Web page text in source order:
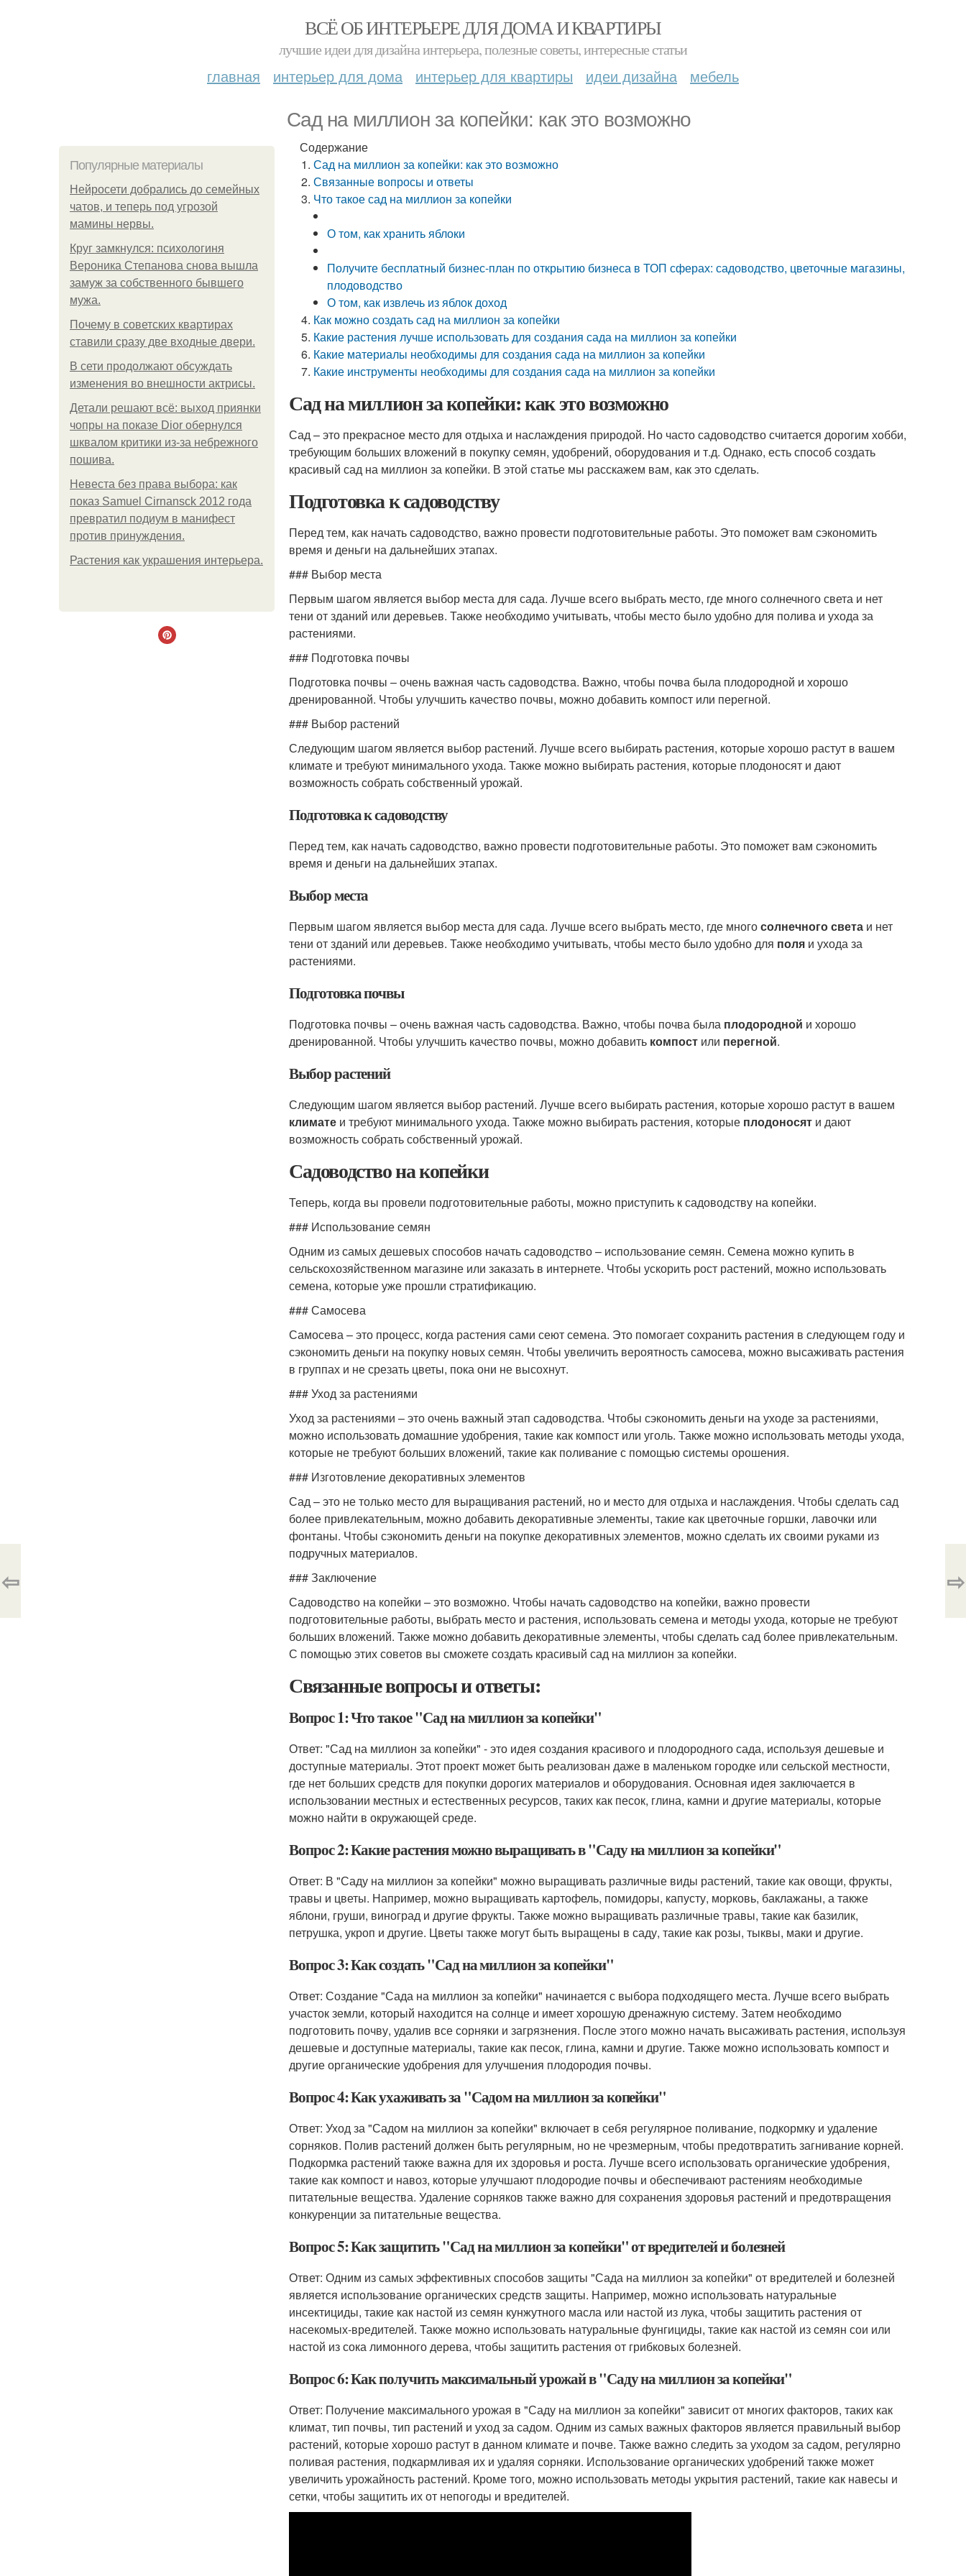
ВСЁ ОБ ИНТЕРЬЕРЕ ДЛЯ ДОМА И КВАРТИРЫ
лучшие идеи для дизайна интерьера, полезные советы, интересные статьи
главная интерьер для дома интерьер для квартиры идеи дизайна мебель
Сад на миллион за копейки: как это возможно
Популярные материалы
Нейросети добрались до семейных
чатов, и теперь под угрозой
мамины нервы.
Круг замкнулся: психологиня
Вероника Степанова снова вышла
замуж за собственного бывшего
мужа.
Почему в советских квартирах
ставили сразу две входные двери.
В сети продолжают обсуждать
изменения во внешности актрисы.
Детали решают всё: выход приянки
чопры на показе Dior обернулся
шквалом критики из-за небрежного
пошива.
Невеста без права выбора: как
показ Samuel Cirnansck 2012 года
превратил подиум в манифест
против принуждения.
Растения как украшения интерьера.
Содержание
Сад на миллион за копейки: как это возможно
Связанные вопросы и ответы
Что такое сад на миллион за копейки
О том, как хранить яблоки
Получите бесплатный бизнес-план по открытию бизнеса в ТОП сферах: садоводство, цветочные магазины,
плодоводство
О том, как извлечь из яблок доход
Как можно создать сад на миллион за копейки
Какие растения лучше использовать для создания сада на миллион за копейки
Какие материалы необходимы для создания сада на миллион за копейки
Какие инструменты необходимы для создания сада на миллион за копейки
Сад на миллион за копейки: как это возможно
Сад – это прекрасное место для отдыха и наслаждения природой. Но часто садоводство считается дорогим хобби,
требующим больших вложений в покупку семян, удобрений, оборудования и т.д. Однако, есть способ создать
красивый сад на миллион за копейки. В этой статье мы расскажем вам, как это сделать.
Подготовка к садоводству
Перед тем, как начать садоводство, важно провести подготовительные работы. Это поможет вам сэкономить
время и деньги на дальнейших этапах.
### Выбор места
Первым шагом является выбор места для сада. Лучше всего выбрать место, где много солнечного света и нет
тени от зданий или деревьев. Также необходимо учитывать, чтобы место было удобно для полива и ухода за
растениями.
### Подготовка почвы
Подготовка почвы – очень важная часть садоводства. Важно, чтобы почва была плодородной и хорошо
дренированной. Чтобы улучшить качество почвы, можно добавить компост или перегной.
### Выбор растений
Следующим шагом является выбор растений. Лучше всего выбирать растения, которые хорошо растут в вашем
климате и требуют минимального ухода. Также можно выбирать растения, которые плодоносят и дают
возможность собрать собственный урожай.
Подготовка к садоводству
Перед тем, как начать садоводство, важно провести подготовительные работы. Это поможет вам сэкономить
время и деньги на дальнейших этапах.
Выбор места
Первым шагом является выбор места для сада. Лучше всего выбрать место, где многосолнечного света и нет
тени от зданий или деревьев. Также необходимо учитывать, чтобы место было удобно для поля и ухода за
растениями.
Подготовка почвы
Подготовка почвы – очень важная часть садоводства. Важно, чтобы почва была плодородной и хорошо
дренированной. Чтобы улучшить качество почвы, можно добавить компост или перегной.
Выбор растений
Следующим шагом является выбор растений. Лучше всего выбирать растения, которые хорошо растут в вашем
климате и требуют минимального ухода. Также можно выбирать растения, которые плодоносят и дают
возможность собрать собственный урожай.
Садоводство на копейки
Теперь, когда вы провели подготовительные работы, можно приступить к садоводству на копейки.
### Использование семян
Одним из самых дешевых способов начать садоводство – использование семян. Семена можно купить в
сельскохозяйственном магазине или заказать в интернете. Чтобы ускорить рост растений, можно использовать
семена, которые уже прошли стратификацию.
### Самосева
Самосева – это процесс, когда растения сами сеют семена. Это помогает сохранить растения в следующем году и
сэкономить деньги на покупку новых семян. Чтобы увеличить вероятность самосева, можно высаживать растения
в группах и не срезать цветы, пока они не высохнут.
### Уход за растениями
Уход за растениями – это очень важный этап садоводства. Чтобы сэкономить деньги на уходе за растениями,
можно использовать домашние удобрения, такие как компост или уголь. Также можно использовать методы ухода,
которые не требуют больших вложений, такие как поливание с помощью системы орошения.
### Изготовление декоративных элементов
Сад – это не только место для выращивания растений, но и место для отдыха и наслаждения. Чтобы сделать сад
более привлекательным, можно добавить декоративные элементы, такие как цветочные горшки, лавочки или
фонтаны. Чтобы сэкономить деньги на покупке декоративных элементов, можно сделать их своими руками из
подручных материалов.
### Заключение
Садоводство на копейки – это возможно. Чтобы начать садоводство на копейки, важно провести
подготовительные работы, выбрать место и растения, использовать семена и методы ухода, которые не требуют
больших вложений. Также можно добавить декоративные элементы, чтобы сделать сад более привлекательным.
С помощью этих советов вы сможете создать красивый сад на миллион за копейки.
Связанные вопросы и ответы:
Вопрос 1: Что такое "Сад на миллион за копейки"
Ответ: "Сад на миллион за копейки" - это идея создания красивого и плодородного сада, используя дешевые и
доступные материалы. Этот проект может быть реализован даже в маленьком городке или сельской местности,
где нет больших средств для покупки дорогих материалов и оборудования. Основная идея заключается в
использовании местных и естественных ресурсов, таких как песок, глина, камни и другие материалы, которые
можно найти в окружающей среде.
Вопрос 2: Какие растения можно выращивать в "Саду на миллион за копейки"
Ответ: В "Саду на миллион за копейки" можно выращивать различные виды растений, такие как овощи, фрукты,
травы и цветы. Например, можно выращивать картофель, помидоры, капусту, морковь, баклажаны, а также
яблони, груши, виноград и другие фрукты. Также можно выращивать различные травы, такие как базилик,
петрушка, укроп и другие. Цветы также могут быть выращены в саду, такие как розы, тыквы, маки и другие.
Вопрос 3: Как создать "Сад на миллион за копейки"
Ответ: Создание "Сада на миллион за копейки" начинается с выбора подходящего места. Лучше всего выбрать
участок земли, который находится на солнце и имеет хорошую дренажную систему. Затем необходимо
подготовить почву, удалив все сорняки и загрязнения. После этого можно начать высаживать растения, используя
дешевые и доступные материалы, такие как песок, глина, камни и другие. Также можно использовать компост и
другие органические удобрения для улучшения плодородия почвы.
Вопрос 4: Как ухаживать за "Садом на миллион за копейки"
Ответ: Уход за "Садом на миллион за копейки" включает в себя регулярное поливание, подкормку и удаление
сорняков. Полив растений должен быть регулярным, но не чрезмерным, чтобы предотвратить загнивание корней.
Подкормка растений также важна для их здоровья и роста. Лучше всего использовать органические удобрения,
такие как компост и навоз, которые улучшают плодородие почвы и обеспечивают растениям необходимые
питательные вещества. Удаление сорняков также важно для сохранения здоровья растений и предотвращения
конкуренции за питательные вещества.
Вопрос 5: Как защитить "Сад на миллион за копейки" от вредителей и болезней
Ответ: Одним из самых эффективных способов защиты "Сада на миллион за копейки" от вредителей и болезней
является использование органических средств защиты. Например, можно использовать натуральные
инсектициды, такие как настой из семян кунжутного масла или настой из лука, чтобы защитить растения от
насекомых-вредителей. Также можно использовать натуральные фунгициды, такие как настой из семян сои или
настой из сока лимонного дерева, чтобы защитить растения от грибковых болезней.
Вопрос 6: Как получить максимальный урожай в "Саду на миллион за копейки"
Ответ: Получение максимального урожая в "Саду на миллион за копейки" зависит от многих факторов, таких как
климат, тип почвы, тип растений и уход за садом. Одним из самых важных факторов является правильный выбор
растений, которые хорошо растут в данном климате и почве. Также важно следить за уходом за садом, регулярно
поливая растения, подкармливая их и удаляя сорняки. Использование органических удобрений также может
увеличить урожайность растений. Кроме того, можно использовать методы укрытия растений, такие как навесы и
сетки, чтобы защитить их от непогоды и вредителей.
⇦ ⇨